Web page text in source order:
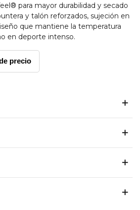
para mayor durabilidad y secado
y talón reforzados, sujeción en
que mantiene la temperatura
en deporte intenso.
precio